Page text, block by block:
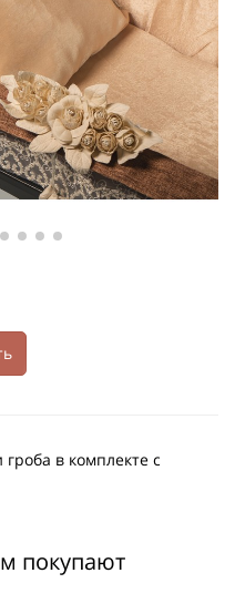
в комплекте с
покупают